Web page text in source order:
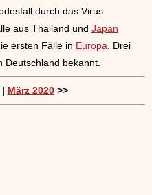
durch das Virus
aus Thailand und Japan
ersten Fälle in Europa . Drei
bekannt.
März 2020>>